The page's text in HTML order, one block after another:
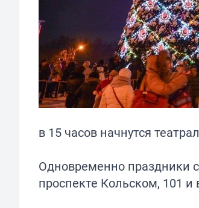
в 15 часов начнутся
Одновременно праздники
проспекте Кольском, 101